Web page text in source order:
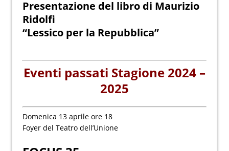
Presentazione del libro di Maurizio
Ridolfi
“Lessico per la Repubblica”
Eventi passati Stagione 2024 –
2025
Domenica 13 aprile ore 18
Foyer del Teatro dell’Unione